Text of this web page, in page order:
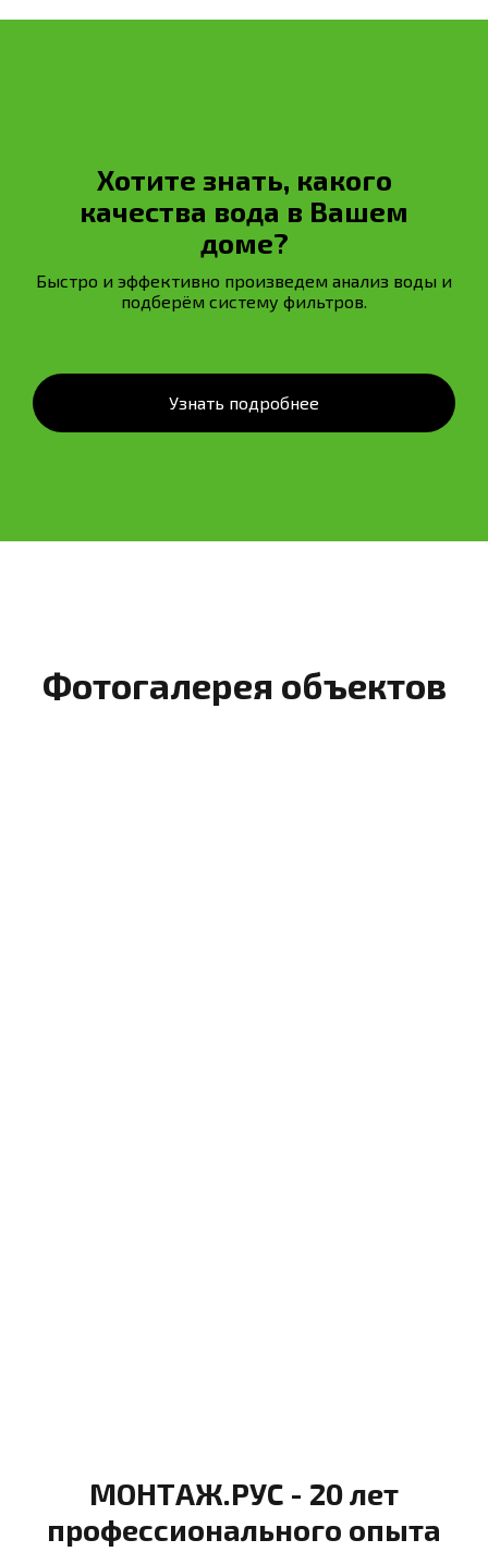
Хотите знать, какого
качества вода в Вашем
доме?
Быстро и эффективно произведем анализ воды и
подберём систему фильтров.
Узнать подробнее
Фотогалерея объектов
МОНТАЖ.РУС - 20 лет
профессионального опыта